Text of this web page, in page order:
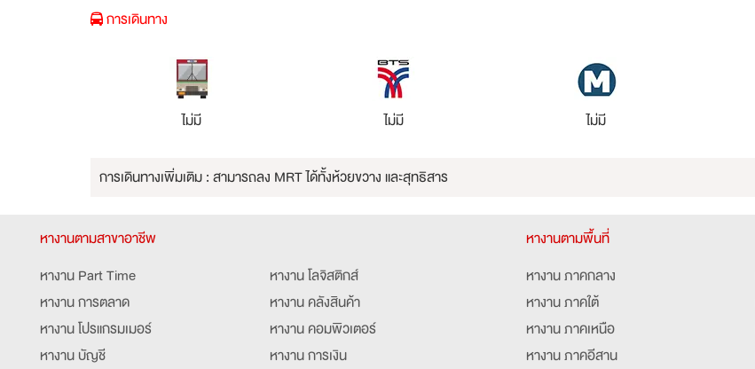
การเดินทาง
ไม่มี ไม่มี ไม่มี
การเดินทางเพิ่มเติม : สามารถลง MRT ได้ทั้งห้วยขวาง และสุทธิสาร
หางานตามสาขาอาชีพ
หางาน Part Time
หางาน การตลาด
หางาน โปรแกรมเมอร์
หางาน บัญชี
หางาน โลจิสติกส์
หางาน คลังสินค้า
หางาน คอมพิวเตอร์
หางาน การเงิน
หางานตามพื้นที่
หางาน ภาคกลาง
หางาน ภาคใต้
หางาน ภาคเหนือ
หางาน ภาคอีสาน